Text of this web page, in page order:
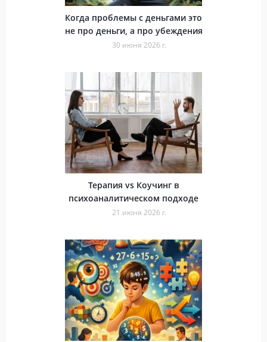
Когда проблемы с деньгами это
не про деньги, а про убеждения
30 июня 2026 г.
Терапия vs Коучинг в
психоаналитическом подходе
21 июня 2026 г.